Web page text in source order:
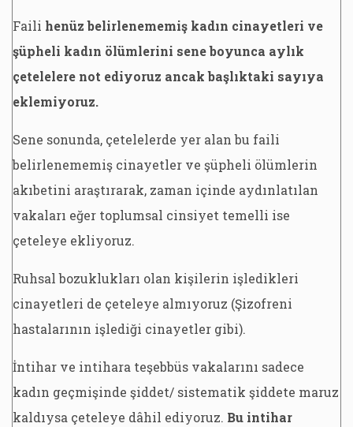
Faili henüz belirlenememiş kadın cinayetleri ve
şüpheli kadın ölümlerini sene boyunca aylık
çetelelere not ediyoruz ancak başlıktaki sayıya
eklemiyoruz.
Sene sonunda, çetelelerde yer alan bu faili
belirlenememiş cinayetler ve şüpheli ölümlerin
akıbetini araştırarak, zaman içinde aydınlatılan
vakaları eğer toplumsal cinsiyet temelli ise
çeteleye ekliyoruz.
Ruhsal bozuklukları olan kişilerin işledikleri
cinayetleri de çeteleye almıyoruz (Şizofreni
hastalarının işlediği cinayetler gibi).
İntihar ve intihara teşebbüs vakalarını sadece
kadın geçmişinde şiddet/ sistematik şiddete maruz
kaldıysa çeteleye dâhil ediyoruz. Bu intihar